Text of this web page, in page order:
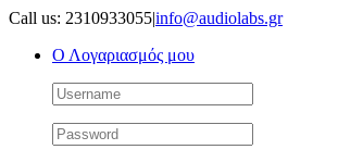
Μετάβαση
περιεχόμενο
Call us: 2310933055|info@audiolabs.gr
Ο Λογαριασμός μου